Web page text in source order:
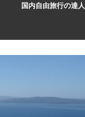
国内自由旅行の達人